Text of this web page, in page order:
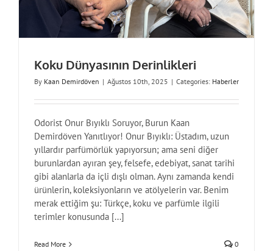
Koku Dünyasının Derinlikleri
By Kaan Demirdöven | Ağustos 10th, 2025 | Categories: Haberler
Odorist Onur Bıyıklı Soruyor, Burun Kaan
Demirdöven Yanıtlıyor! Onur Bıyıklı: Üstadım, uzun
yıllardır parfümörlük yapıyorsun; ama seni diğer
burunlardan ayıran şey, felsefe, edebiyat, sanat tarihi
gibi alanlarla da içli dışlı olman. Aynı zamanda kendi
ürünlerin, koleksiyonların ve atölyelerin var. Benim
merak ettiğim şu: Türkçe, koku ve parfümle ilgili
terimler konusunda [...]
Read More 0